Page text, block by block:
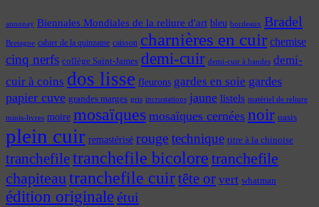
annonay Biennales Mondiales de la reliure d'art bleu bordeaux Bradel
Bretagne cahier de la quinzaine caisson charnières en cuir chemise
cinq nerfs collège Saint-James demi-cuir demi-cuir à bandes demi-
cuir à coins dos lisse fleurons gardes en soie gardes
papier cuve grandes marges gris incrustations jaune listels matériel de reliure
minis-livres moire mosaïques mosaïques cernées noir oasis
plein cuir remastérisé rougetechnique titre à la chinoise
tranchefiletranchefile bicolore tranchefile
chapiteautranchefile cuirtête or vert whatman
édition originaleétui